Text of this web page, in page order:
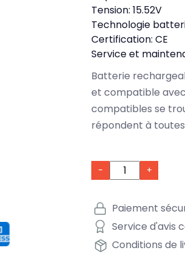
Tension: 15.52V
Technologie
Certification: CE
Service et
Batterie
et compatible avec
compatibles se
répondent à
- +
Paiement
Service d'avis
Conditions de